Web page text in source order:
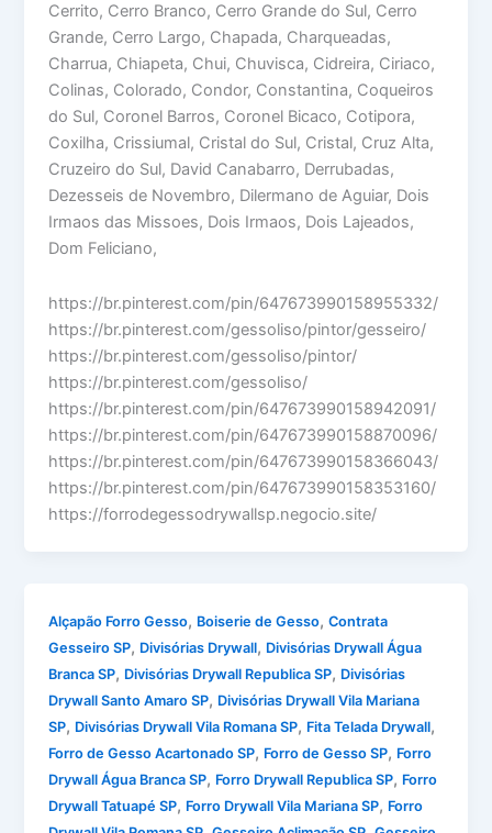
Cerrito, Cerro Branco, Cerro Grande do Sul, Cerro
Grande, Cerro Largo, Chapada, Charqueadas,
Charrua, Chiapeta, Chui, Chuvisca, Cidreira, Ciriaco,
Colinas, Colorado, Condor, Constantina, Coqueiros
do Sul, Coronel Barros, Coronel Bicaco, Cotipora,
Coxilha, Crissiumal, Cristal do Sul, Cristal, Cruz Alta,
Cruzeiro do Sul, David Canabarro, Derrubadas,
Dezesseis de Novembro, Dilermano de Aguiar, Dois
Irmaos das Missoes, Dois Irmaos, Dois Lajeados,
Dom Feliciano,
https://br.pinterest.com/pin/647673990158955332/
https://br.pinterest.com/gessoliso/pintor/gesseiro/
https://br.pinterest.com/gessoliso/pintor/
https://br.pinterest.com/gessoliso/
https://br.pinterest.com/pin/647673990158942091/
https://br.pinterest.com/pin/647673990158870096/
https://br.pinterest.com/pin/647673990158366043/
https://br.pinterest.com/pin/647673990158353160/
https://forrodegessodrywallsp.negocio.site/
Alçapão Forro Gesso, Boiserie de Gesso,Contrata
Gesseiro SP, Divisórias Drywall, Divisórias Drywall Água
Branca SP, Divisórias Drywall Republica SP, Divisórias
Drywall Santo Amaro SP, Divisórias Drywall Vila Mariana
SP, Divisórias Drywall Vila Romana SP, Fita Telada Drywall,
Forro de Gesso Acartonado SP, Forro de Gesso SP, Forro
Drywall Água Branca SP, Forro Drywall Republica SP, Forro
Drywall Tatuapé SP, Forro Drywall Vila Mariana SP, Forro